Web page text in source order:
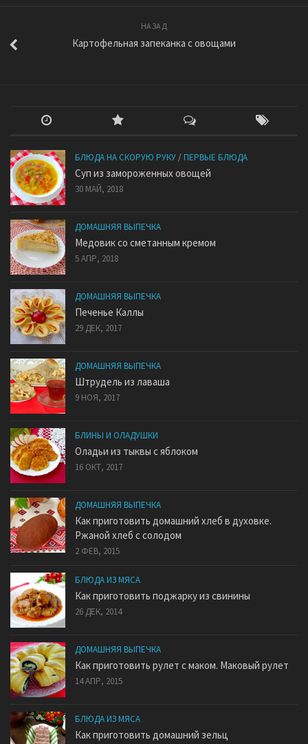
НАЗАД
Картофельная запеканка с овощами
БЛЮДА НА СКОРУЮ РУКУ /ПЕРВЫЕ БЛЮДА
Суп из замороженных овощей
30 МАЙ, 2018
ДОМАШНЯЯ ВЫПЕЧКА
Медовик со сметанным кремом
5 АПР, 2018
ДОМАШНЯЯ ВЫПЕЧКА
Печенье Каллы
29 ДЕК, 2017
ДОМАШНЯЯ ВЫПЕЧКА
Штрудель из лаваша
9 НОЯ, 2017
БЛИНЫ И ОЛАДУШКИ
Оладьи из тыквы с яблоком
16 ОКТ, 2017
ДОМАШНЯЯ ВЫПЕЧКА
Как приготовить домашний хлеб в духовке.
Ржаной хлеб с солодом
2 ФЕВ, 2015
БЛЮДА ИЗ МЯСА
Как приготовить поджарку из свинины
26 ДЕК, 2014
ДОМАШНЯЯ ВЫПЕЧКА
Как приготовить рулет с маком. Маковый рулет
14 АПР, 2015
БЛЮДА ИЗ МЯСА
Как приготовить домашний зельц